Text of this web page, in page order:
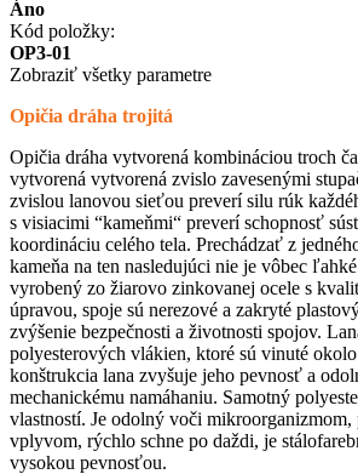
Áno
Kód položky:
OP3-01
Zobraziť všetky parametre
Opičia dráha trojitá
Opičia dráha vytvorená kombináciou troch
vytvorená vytvorená zvislo zavesenými
zvislou lanovou sieťou preverí silu rúk
s visiacimi “kameňmi“ preverí schopnosť
koordináciu celého tela. Prechádzať z
kameňa na ten nasledujúci nie je vôbec
vyrobený zo žiarovo zinkovanej ocele s
úpravou, spoje sú nerezové a zakryté
zvýšenie bezpečnosti a životnosti spojov.
polyesterových vlákien, ktoré sú vinuté
konštrukcia lana zvyšuje jeho pevnosť a
mechanickému namáhaniu. Samotný
vlastností. Je odolný voči mikroorganizmom,
vplyvom, rýchlo schne po daždi, je
vysokou pevnosťou.